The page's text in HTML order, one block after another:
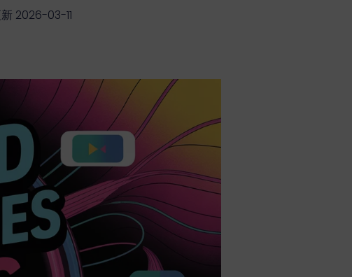
2026-03-11